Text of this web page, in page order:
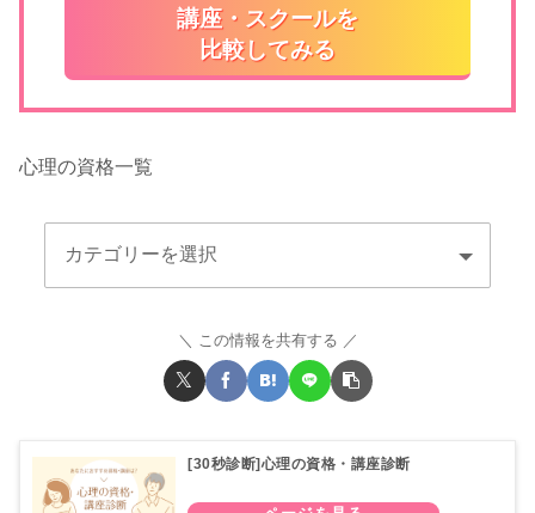
講座・スクールを
比較してみる
心理の資格一覧
この情報を共有する
[30秒診断]心理の資格・講座診断